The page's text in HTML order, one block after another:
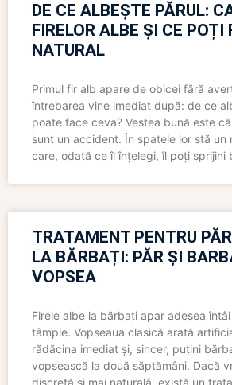
DE CE ALBEȘTE PĂRUL:
FIRELOR ALBE ȘI CE POȚI
NATURAL
Primul fir alb apare de obicei fără
întrebarea vine imediat după: de ce
poate face ceva? Vestea bună este
sunt un accident. În spatele lor stă un
care, odată ce îl înțelegi, îl poți sprijini
TRATAMENT PENTRU
LA BĂRBAȚI: PĂR ȘI
VOPSEA
Firele albe la bărbați apar adesea
tâmple. Vopseaua clasică arată
rădăcina imediat și, sincer, puțini
vopsească la două săptămâni. Dacă